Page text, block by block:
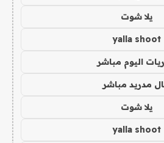
يلا شوت
yalla shoot
اليوم مباشر
مدريد مباشر
يلا شوت
yalla shoot